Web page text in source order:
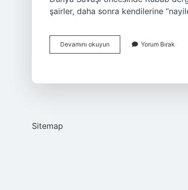
şairler, daha sonra kendilerine
Devamını okuyun
Yunanilik
Yorum Bırak
Sitemap